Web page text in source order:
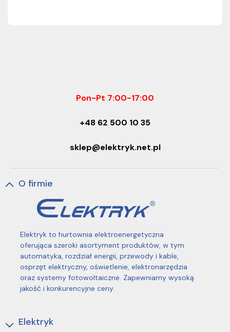
Pon-Pt 7:00-17:00
+48 62 500 10 35
sklep@elektryk.net.pl
O firmie
Elektryk to hurtownia elektroenergetyczna
oferująca szeroki asortyment produktów, w tym
automatyka, rozdział energii, przewody i kable,
osprzęt elektryczny, oświetlenie, elektronarzędzia
oraz systemy fotowoltaiczne. Zapewniamy wysoką
jakość i konkurencyjne ceny.
Elektryk